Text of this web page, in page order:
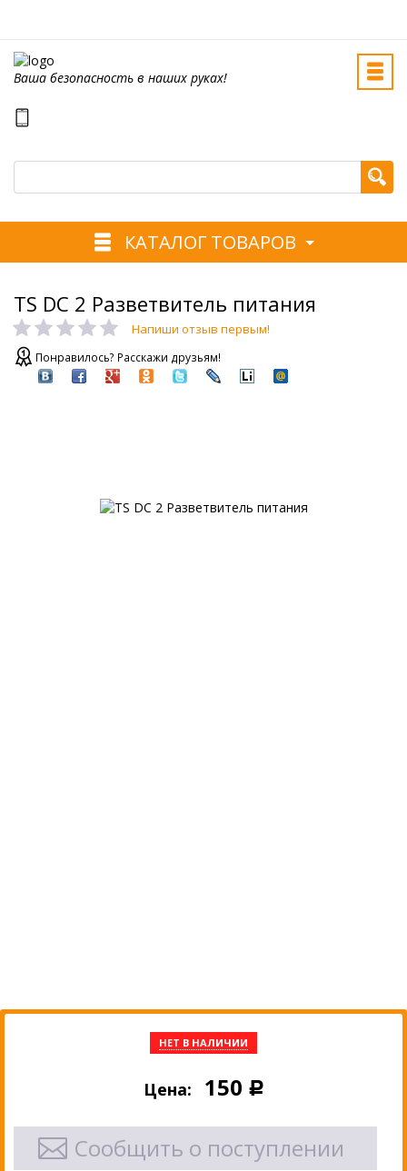
Ваша безопасность в наших руках!
КАТАЛОГ ТОВАРОВ
TS DС 2 Разветвитель питания
Напиши отзыв первым!
Понравилось? Расскажи друзьям!
НЕТ В НАЛИЧИИ
Цена: 150 Р
Сообщить о поступлении